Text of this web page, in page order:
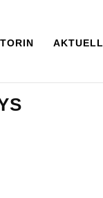
AKTUELL